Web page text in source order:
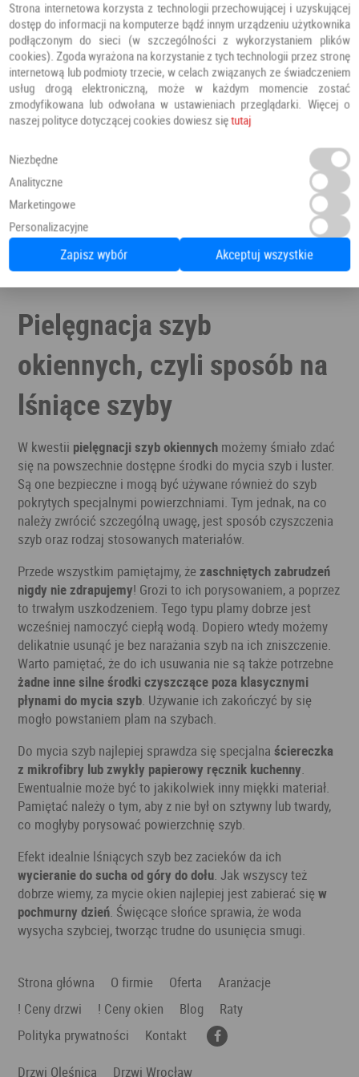
zachować ostrożność.
Okna drewnianechoć są mniej podatne na zbieranie kurzu
od okien PVC i rzadziej wymagają przecierania, to dużo
więcej uwagi należy poświęcić ich konserwacji. Przede
wszystkimna bieżąco należy kontrolować stan powłoki
lakierniczej. W ten sposób zachowamy naturalnie piękny
dokładnym umyciu okien drewnianych pamiętajmy o
konserwacji drewna przeznaczonymi do tego preparatami,
np. mleczkiem lub pastą.
Warto wiedzieć, że mycie okien warto rozpocząć od mycia
ram okiennych, ponieważ ich czyszczenie często prowadzi
do dodatkowych zabrudzeń szyb.
Pielęgnacja szyb
okiennych, czyli sposób na
lśniące szyby
W kwestii pielęgnacji szyb okiennych możemy śmiało zdać
się na powszechnie dostępne środki do mycia szyb i luster.
Są one bezpieczne i mogą być używane również do szyb
pokrytych specjalnymi powierzchniami. Tym jednak, na co
należy zwrócić szczególną uwagę, jest sposób czyszczenia
szyb oraz rodzaj stosowanych materiałów.
Przede wszystkim pamiętajmy, żezaschniętych zabrudzeń
nigdy nie zdrapujemy! Grozi to ich porysowaniem, a poprzez
to trwałym uszkodzeniem. Tego typu plamy dobrze jest
wcześniej namoczyć ciepłą wodą. Dopiero wtedy możemy
delikatnie usunąć je bez narażania szyb na ich zniszczenie.
Warto pamiętać, że do ich usuwania nie są także potrzebne
żadne inne silne środki czyszczące poza klasycznymi
płynami do mycia szyb. Używanie ich zakończyć by się
mogło powstaniem plam na szybach.
Do mycia szyb najlepiej sprawdza się specjalnaściereczka
z mikrofibry lub zwykły papierowy ręcznik kuchenny.
Ewentualnie może być to jakikolwiek inny miękki materiał.
Pamiętać należy o tym, aby z nie był on sztywny lub twardy,
co mogłyby porysować powierzchnię szyb.
Efekt idealnie lśniących szyb bez zacieków da ich
wycieranie do sucha od góry do dołu. Jak wszyscy też
dobrze wiemy, za mycie okien najlepiej jest zabierać sięw
pochmurny dzień. Święcące słońce sprawia, że woda
wysycha szybciej, tworząc trudne do usunięcia smugi.
Strona główna O firmie Oferta
Aranżacje
! Ceny drzwi
! Ceny okien Blog
Raty
Polityka prywatności
Kontakt
Drzwi Oleśnica
Drzwi Wrocław
Strona internetowa korzysta z technologii przechowującej i uzyskującej
dostęp do informacji na komputerze bądź innym urządzeniu użytkownika
podłączonym do sieci (w szczególności z wykorzystaniem plików
cookies). Zgoda wyrażona na korzystanie z tych technologii przez stronę
internetową lub podmioty trzecie, w celach związanych ze świadczeniem
usług drogą elektroniczną, może w każdym momencie zostać
zmodyfikowana lub odwołana w ustawieniach przeglądarki. Więcej o
naszej polityce dotyczącej cookies dowiesz siętutaj
Niezbędne
Analityczne
Marketingowe
Personalizacyjne
Zapisz wybór Akceptuj wszystkie